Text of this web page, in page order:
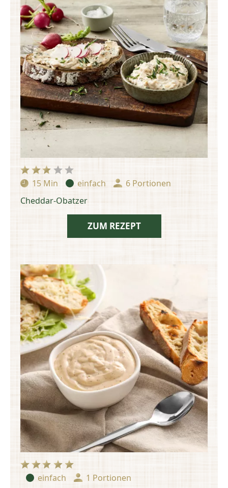
Zubereitungszeit:
15 Min Schwierigkeit:
einfach Portionen:
6 Portionen
Cheddar-Obatzer
ZUM REZEPT
Schwierigkeit:
einfach Portionen:
1 Portionen